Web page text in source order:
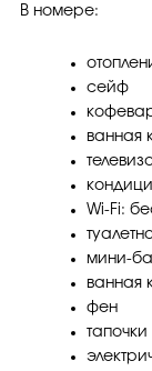
В номере:
сейф
ванная
Wi-Fi:
мини-
ванная
фен
тапочки